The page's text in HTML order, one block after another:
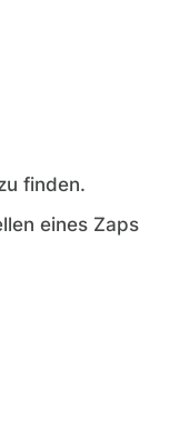
finden.
eines Zaps